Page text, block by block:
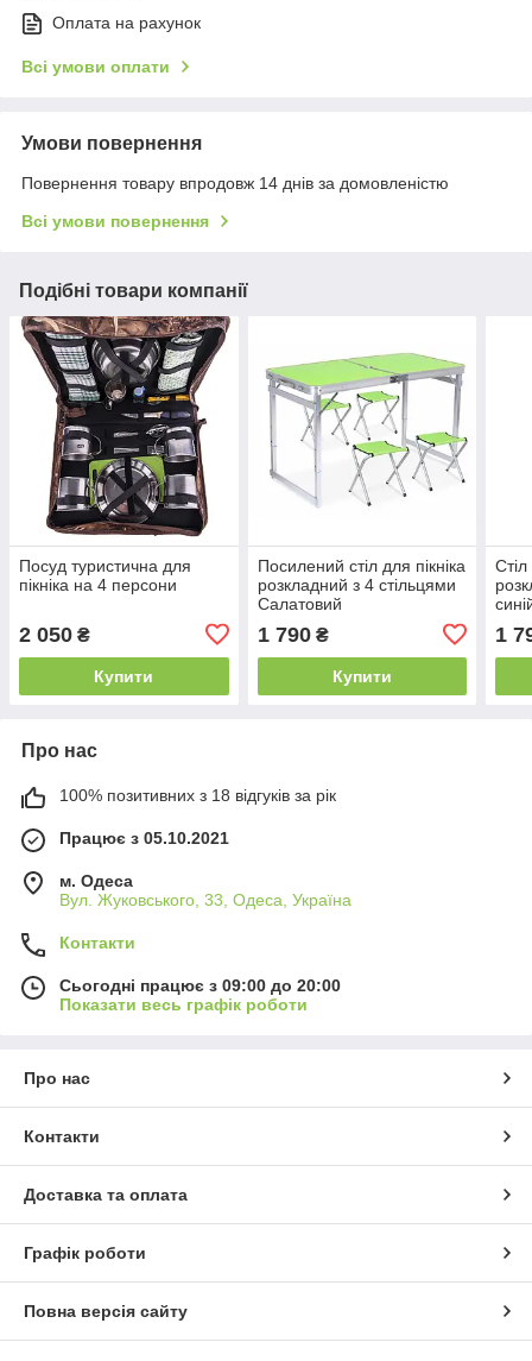
Оплата на рахунок
Всі умови оплати
Умови повернення
Повернення товару впродовж 14 днів за домовленістю
Всі умови повернення
Подібні товари компанії
Посуд туристична для
пікніка на 4 персони
2 050 ₴
Купити
Посилений стіл для пікніка
розкладний з 4 стільцями
Салатовий
1 790₴
Купити
1
Про нас
100% позитивних з 18 відгуків за рік
Працює з 05.10.2021
м. Одеса
Вул. Жуковського, 33, Одеса, Україна
Контакти
Сьогодні працює з 09:00 до 20:00
Показати весь графік роботи
Про нас
Контакти
Доставка та оплата
Графік роботи
Повна версія сайту